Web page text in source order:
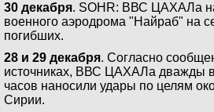
30 декабря. SOHR: ВВС ЦАХАЛа
военного аэродрома "Найраб" на
погибших.
28 и 29 декабря. Согласно
источниках, ВВС ЦАХАЛа дважды в
часов наносили удары по целям
Сирии.